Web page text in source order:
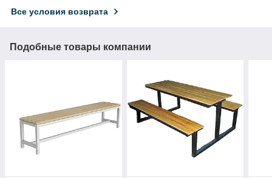
Все условия возврата
Подобные товары компании